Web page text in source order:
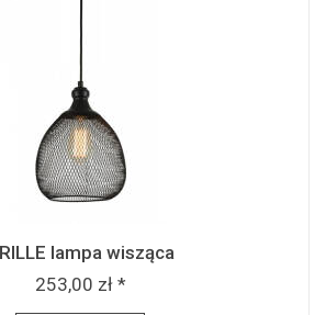
lampa wisząca
253,00 zł *